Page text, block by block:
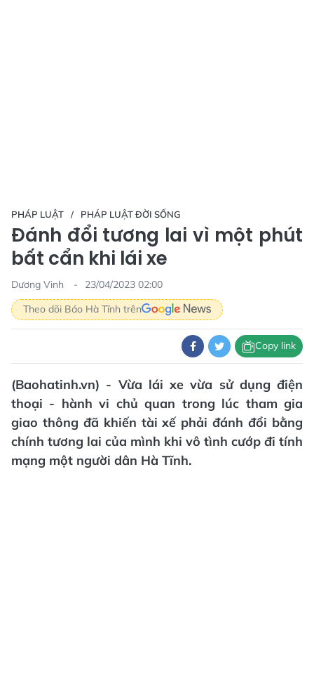
PHÁP LUẬT PHÁP LUẬT ĐỜI SỐNG
Đánh đổi tương lai vì một phút
bất cẩn khi lái xe
Dương Vinh
23/04/2023 02:00
Theo dõi Báo Hà Tĩnh trên
Copy link
(Baohatinh.vn) - Vừa lái xe vừa sử dụng điện
thoại - hành vi chủ quan trong lúc tham gia
giao thông đã khiến tài xế phải đánh đổi bằng
chính tương lai của mình khi vô tình cướp đi tính
mạng một người dân Hà Tĩnh.